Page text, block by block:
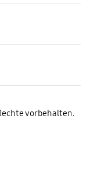
vorbehalten.